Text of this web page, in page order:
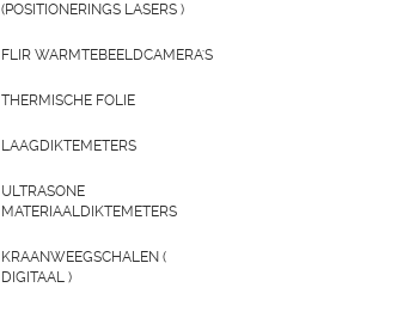
(POSITIONERINGS LASERS )
FLIR WARMTEBEELDCAMERA'S
THERMISCHE FOLIE
LAAGDIKTEMETERS
ULTRASONE
MATERIAALDIKTEMETERS
KRAANWEEGSCHALEN (
DIGITAAL )